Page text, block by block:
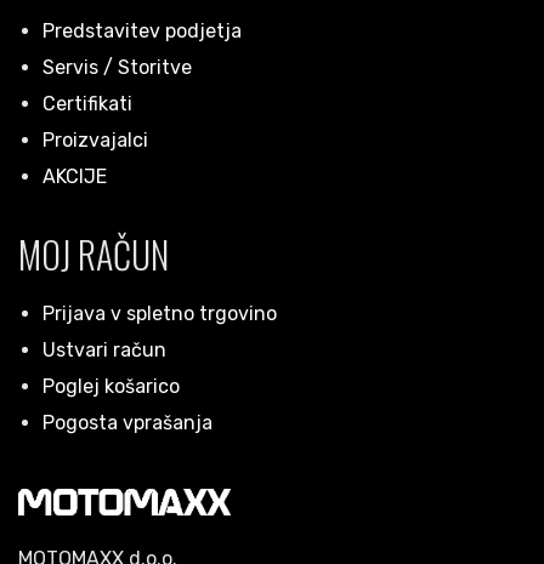
Predstavitev podjetja
Servis / Storitve
Certifikati
Proizvajalci
AKCIJE
MOJ RAČUN
Prijava v spletno trgovino
Ustvari račun
Poglej košarico
Pogosta vprašanja
MOTOMAXX d.o.o.